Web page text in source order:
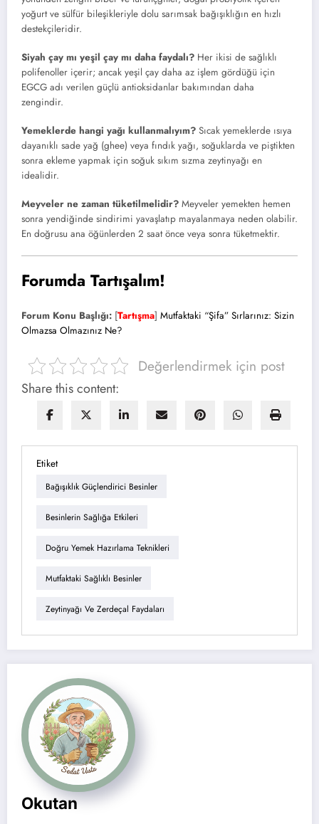
yoğurt ve sülfür bileşikleriyle dolu sarımsak bağışıklığın en hızlı
destekçileridir.
Siyah çay mı yeşil çay mı daha faydalı? Her ikisi de sağlıklı
polifenoller içerir; ancak yeşil çay daha az işlem gördüğü için
EGCG adı verilen güçlü antioksidanlar bakımından daha
zengindir.
Yemeklerde hangi yağı kullanmalıyım? Sıcak yemeklerde ısıya
dayanıklı sade yağ (ghee) veya fındık yağı, soğuklarda ve piştikten
sonra ekleme yapmak için soğuk sıkım sızma zeytinyağı en
idealidir.
Meyveler ne zaman tüketilmelidir? Meyveler yemekten hemen
sonra yendiğinde sindirimi yavaşlatıp mayalanmaya neden olabilir.
En doğrusu ana öğünlerden 2 saat önce veya sonra tüketmektir.
Forumda Tartışalım!
Forum Konu Başlığı: [Tartışma] Mutfaktaki “Şifa” Sırlarınız: Sizin
Olmazsa Olmazınız Ne?
Değerlendirmek için post
Share this content:
Etiket
Bağışıklık Güçlendirici Besinler
Besinlerin Sağlığa Etkileri
Doğru Yemek Hazırlama Teknikleri
Mutfaktaki Sağlıklı Besinler
Zeytinyağı Ve Zerdeçal Faydaları
Okutan